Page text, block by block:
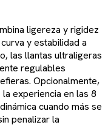
ligereza y rigidez
y estabilidad a
las llantas ultraligeras
regulables
Opcionalmente,
experiencia en las 8
cuando más se
penalizar la